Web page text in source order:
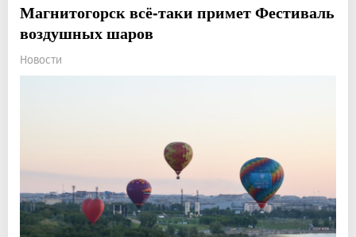
Магнитогорск всё-таки примет Фестиваль
воздушных шаров
Новости